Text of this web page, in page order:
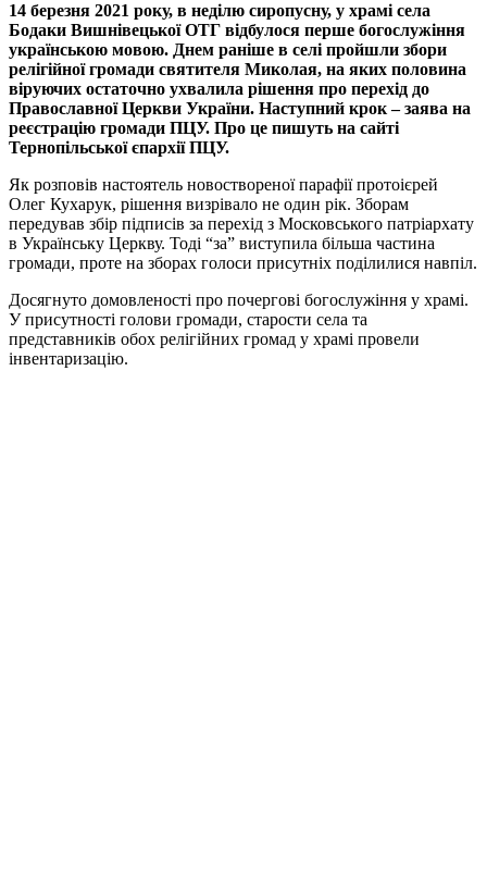
14 березня 2021 року, в неділю сиропусну, у храмі села
Бодаки Вишнівецької ОТГ відбулося перше богослужіння
українською мовою. Днем раніше в селі пройшли збори
релігійної громади святителя Миколая, на яких половина
віруючих остаточно ухвалила рішення про перехід до
Православної Церкви України. Наступний крок – заява на
реєстрацію громади ПЦУ. Про це пишуть на сайті
Тернопільської єпархії ПЦУ.
Як розповів настоятель новоствореної парафії протоієрей
Олег Кухарук, рішення визрівало не один рік. Зборам
передував збір підписів за перехід з Московського патріархату
в Українську Церкву. Тоді “за” виступила більша частина
громади, проте на зборах голоси присутніх поділилися навпіл.
Досягнуто домовленості про почергові богослужіння у храмі.
У присутності голови громади, старости села та
представників обох релігійних громад у храмі провели
інвентаризацію.